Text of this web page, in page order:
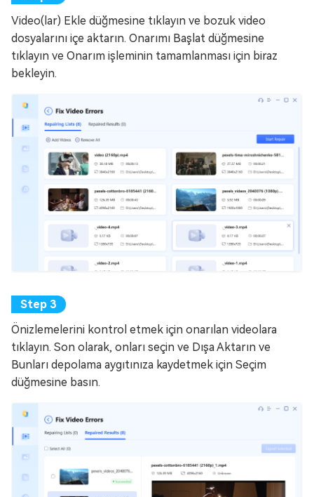
Video(lar) Ekle düğmesine tıklayın ve bozuk video
dosyalarını içe aktarın. Onarımı Başlat düğmesine
tıklayın ve Onarım işleminin tamamlanması için biraz
bekleyin.
Önizlemelerini kontrol etmek için onarılan videolara
tıklayın. Son olarak, onları seçin ve Dışa Aktarın ve
Bunları depolama aygıtınıza kaydetmek için Seçim
düğmesine basın.